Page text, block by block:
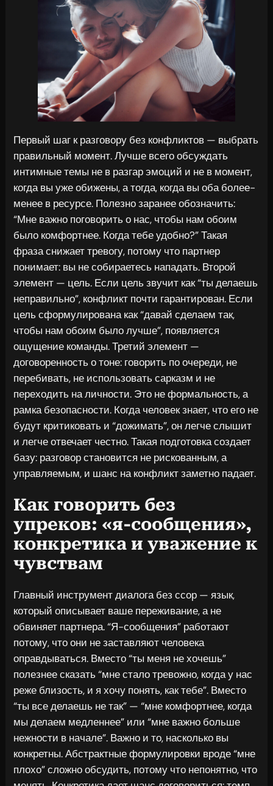
Первый шаг к разговору без конфликтов — выбрать
правильный момент. Лучше всего обсуждать
интимные темы не в разгар эмоций и не в момент,
когда вы уже обижены, а тогда, когда вы оба более-
менее в ресурсе. Полезно заранее обозначить:
“Мне важно поговорить о нас, чтобы нам обоим
было комфортнее. Когда тебе удобно?” Такая
фраза снижает тревогу, потому что партнер
понимает: вы не собираетесь нападать. Второй
элемент — цель. Если цель звучит как “ты делаешь
неправильно”, конфликт почти гарантирован. Если
цель сформулирована как “давай сделаем так,
чтобы нам обоим было лучше”, появляется
ощущение команды. Третий элемент —
договоренность о тоне: говорить по очереди, не
перебивать, не использовать сарказм и не
переходить на личности. Это не формальность, а
рамка безопасности. Когда человек знает, что его не
будут критиковать и “дожимать”, он легче слышит
и легче отвечает честно. Такая подготовка создает
базу: разговор становится не рискованным, а
управляемым, и шанс на конфликт заметно падает.
Как говорить без
упреков: «я-сообщения»,
конкретика и уважение к
чувствам
Главный инструмент диалога без ссор — язык,
который описывает ваше переживание, а не
обвиняет партнера. “Я-сообщения” работают
потому, что они не заставляют человека
оправдываться. Вместо “ты меня не хочешь”
полезнее сказать “мне стало тревожно, когда у нас
реже близость, и я хочу понять, как тебе”. Вместо
“ты все делаешь не так” — “мне комфортнее, когда
мы делаем медленнее” или “мне важно больше
нежности в начале”. Важно и то, насколько вы
конкретны. Абстрактные формулировки вроде “мне
плохо” сложно обсудить, потому что непонятно, что